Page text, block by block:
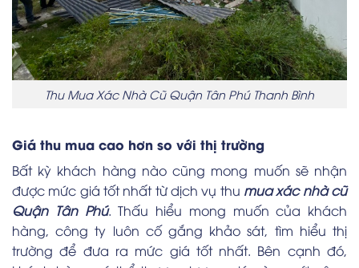
Thu Mua Xác Nhà Cũ Quận Tân Phú Thanh Bình
Giá thu mua cao hơn so với thị trường
Bất kỳ khách hàng nào cũng mong muốn sẽ nhận
được mức giá tốt nhất từ dịch vụ thu mua xác nhà cũ
Quận Tân Phú. Thấu hiểu mong muốn của khách
hàng, công ty luôn cố gắng khảo sát, tìm hiểu thị
trường để đưa ra mức giá tốt nhất. Bên cạnh đó,